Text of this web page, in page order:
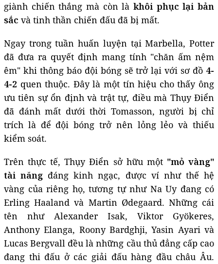
giành chiến thắng mà còn là khôi phục lại bản
sắc và tinh thần chiến đấu đã bị mất.
Ngay trong tuần huấn luyện tại Marbella, Potter
đã đưa ra quyết định mang tính "chăn ấm nệm
êm" khi thông báo đội bóng sẽ trở lại với sơ đồ 4-
4-2 quen thuộc. Đây là một tín hiệu cho thấy ông
ưu tiên sự ổn định và trật tự, điều mà Thụy Điển
đã đánh mất dưới thời Tomasson, người bị chỉ
trích là để đội bóng trở nên lỏng lẻo và thiếu
kiểm soát.
Trên thực tế, Thụy Điển sở hữu một "mỏ vàng"
tài năng đáng kinh ngạc, được ví như thế hệ
vàng của riêng họ, tương tự như Na Uy đang có
Erling Haaland và Martin Ødegaard. Những cái
tên như Alexander Isak, Viktor Gyökeres,
Anthony Elanga, Roony Bardghji, Yasin Ayari và
Lucas Bergvall đều là những cầu thủ đẳng cấp cao
đang thi đấu ở các giải đấu hàng đầu châu Âu.